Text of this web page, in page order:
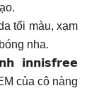
tối màu, xạm
nha.
𝗶𝗻𝗻𝗶𝘀𝗳𝗿𝗲𝗲
của cô nàng